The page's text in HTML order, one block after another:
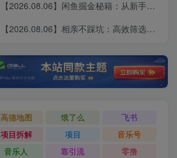
【2026.08.06】闲鱼掘金秘籍：从新手到月入过万的实战全攻略，选品定价一网打尽
【2026.08.06】相亲不踩坑：高效筛选靠谱对象的实操指南，避开短择与利己型陷阱
高德地图 饿了么
飞书
项目拆解
项目
音乐号
音乐人
靠引流
零撸